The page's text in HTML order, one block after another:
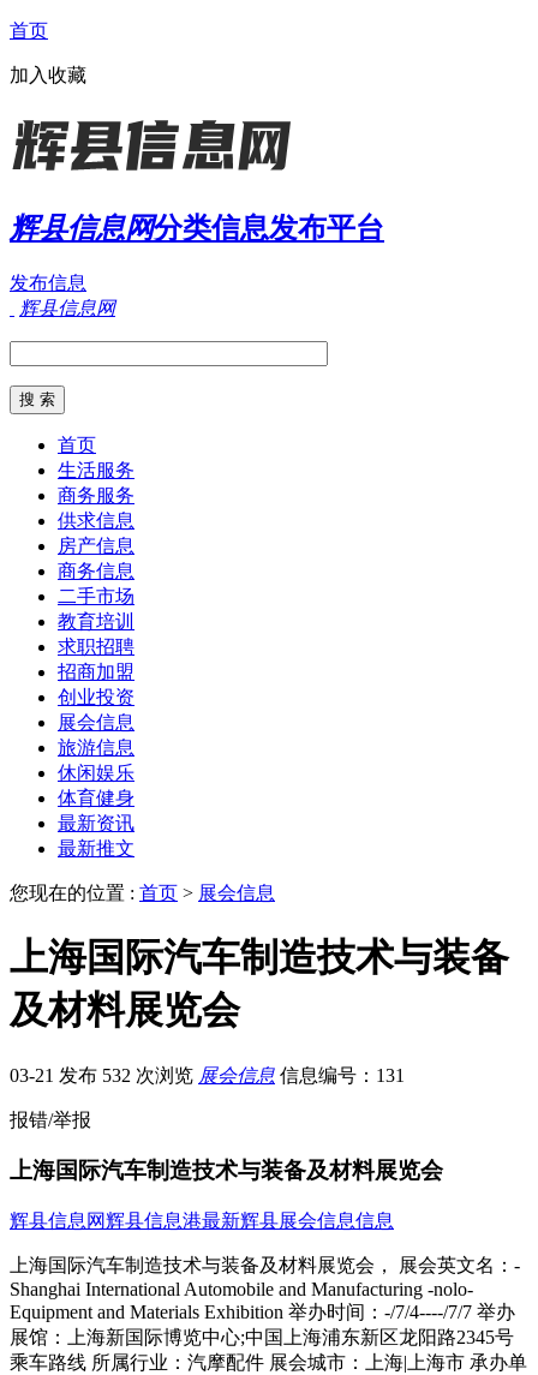
首页
加入收藏
辉县信息网分类信息发布平台
发布信息
辉县信息网
首页
生活服务
商务服务
供求信息
房产信息
商务信息
二手市场
教育培训
求职招聘
招商加盟
创业投资
展会信息
旅游信息
休闲娱乐
体育健身
最新资讯
最新推文
您现在的位置 : 首页 > 展会信息
上海国际汽车制造技术与装备
及材料展览会
03-21 发布 532 次浏览 展会信息 信息编号：131
报错/举报
上海国际汽车制造技术与装备及材料展览会
辉县信息网辉县信息港最新辉县展会信息信息
上海国际汽车制造技术与装备及材料展览会， 展会英文名：-
Shanghai International Automobile and Manufacturing -nolo-
Equipment and Materials Exhibition 举办时间：-/7/4----/7/7 举办
展馆：上海新国际博览中心;中国上海浦东新区龙阳路2345号
乘车路线 所属行业：汽摩配件 展会城市：上海|上海市 承办单